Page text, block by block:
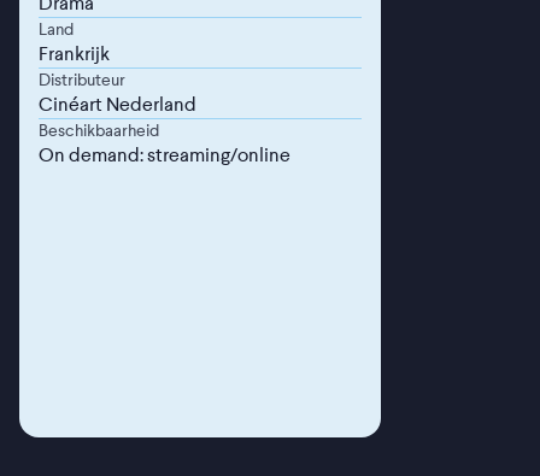
Land
Frankrijk
Distributeur
Cinéart Nederland
Beschikbaarheid
On demand: streaming/online